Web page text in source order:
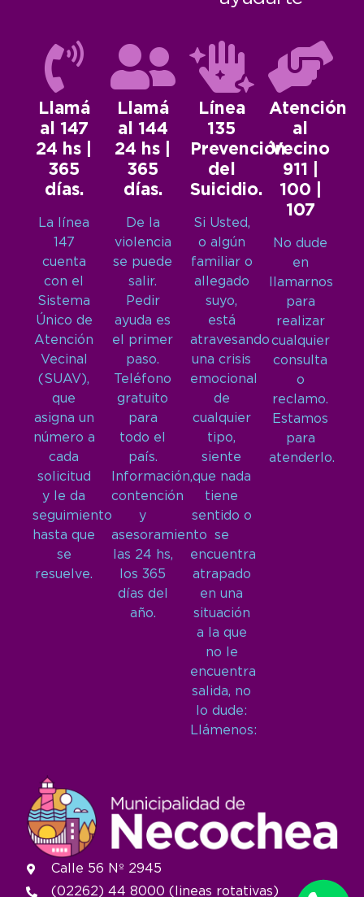
Llamá
al 147
24 hs |
365
días.
La línea
147
cuenta
con el
Sistema
Único de
Atención
Vecinal
(SUAV),
que
asigna un
número a
cada
solicitud
y le da
seguimiento
hasta que
se
resuelve.
Llamá
al 144
24 hs |
365
días.
De la
violencia
se puede
salir.
Pedir
ayuda es
el primer
paso.
Teléfono
gratuito
para
todo el
país.
Información,
contención
y
asesoramiento
las 24 hs,
los 365
días del
año.
Línea
135
Prevención
del
Suicidio.
Si Usted,
o algún
familiar o
allegado
suyo,
está
atravesando
una crisis
emocional
de
cualquier
tipo,
siente
que nada
tiene
sentido o
se
encuentra
atrapado
en una
situación
a la que
no le
encuentra
salida, no
lo dude:
Llámenos:
Atención
al
Vecino
911 |
100 |
107
No dude
en
llamarnos
para
realizar
cualquier
consulta
o
reclamo.
Estamos
para
atenderlo.
Calle 56 Nº 2945
(02262) 44 8000 (lineas rotativas)